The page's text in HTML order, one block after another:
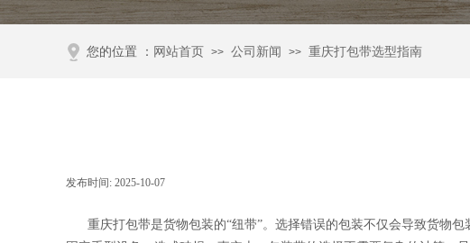
网站首页 >> 公司新闻 >> 重庆打包带选型指南
您的位置 ：
发布时间: 2025-10-07
重庆打包带是货物包装的“纽带”。选择错误的包装不仅会导致货物